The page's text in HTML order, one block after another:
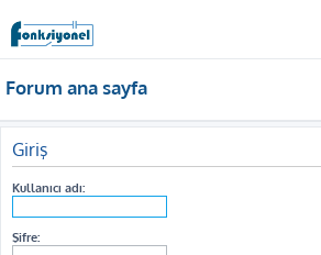
Forum ana sayfa
Giriş
Kullanıcı adı:
Şifre: